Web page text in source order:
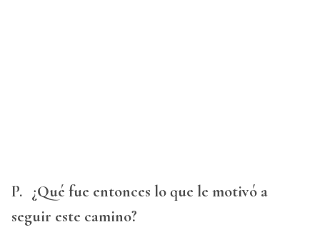
P. ¿Qué fue entonces lo que le motivó a
seguir este camino?